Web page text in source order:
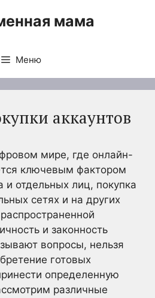
мама
Меню
аккаунтов
мире, где онлайн-
ключевым фактором
и отдельных лиц, покупка
сетях и на других
и законность
вопросы, нельзя
готовых
определенную
различные